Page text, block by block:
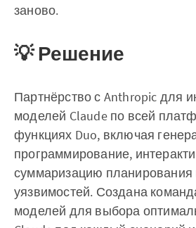
заново.
💡 Решение
Партнёрство с Anthropic для
моделей Claude по всей
функциях Duo, включая
программирование,
суммаризацию планирования
уязвимостей. Создана
моделей для выбора